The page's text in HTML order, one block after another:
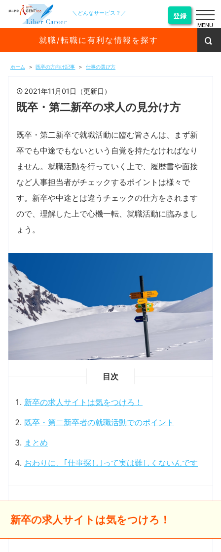
＼どんなサービス？／ 登録
就職/転職に有利な情報を探す
ホーム 既卒の方向け記事 仕事の選び方
2021年11月01日（更新日）
既卒・第二新卒の求人の見分け方
既卒・第二新卒で就職活動に臨む皆さんは、まず新
卒でも中途でもないという自覚を持たなければなり
ません。就職活動を行っていく上で、履歴書や面接
など人事担当者がチェックするポイントは様々で
す。新卒や中途とは違うチェックの仕方をされます
ので、理解した上で心機一転、就職活動に臨みまし
ょう。
目次
新卒の求人サイトは気をつけろ！
既卒・第二新卒者の就職活動でのポイント
まとめ
おわりに、｢仕事探し｣って実は難しくないんです
新卒の求人サイトは気をつけろ！
MENU